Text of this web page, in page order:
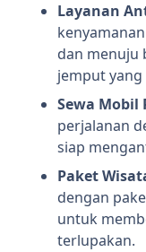
Layanan
dan menuju
jemput yang
Sewa Mobil
perjalanan
siap
Paket
dengan
untuk
terlupakan.